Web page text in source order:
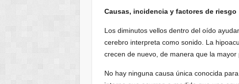
Causas, incidencia y factores de riesgo
Los diminutos vellos dentro del oído
cerebro interpreta como sonido. La
crecen de nuevo, de manera que la
No hay ninguna causa única conocida